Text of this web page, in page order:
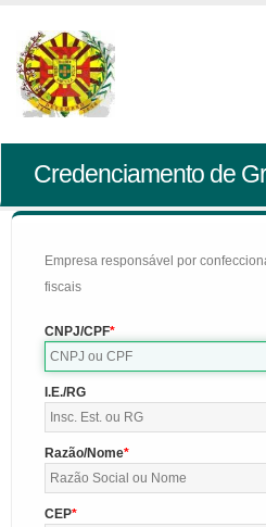
Credenciamento de
Empresa responsável por
fiscais
CNPJ/CPF
I.E./RG
Razão/Nome
CEP